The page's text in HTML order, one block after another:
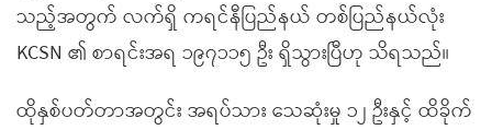
သည့်အတွက် လက်ရှိ ကရင်နီပြည်နယ် တစ်ပြည်နယ်လုံး
KCSN ၏ စာရင်းအရ ၁၉၇၁၁၅ ဦး ရှိသွားပြီဟု သိရသည်။
ထိုနှစ်ပတ်တာအတွင်း အရပ်သား သေဆုံးမှု ၁၂ ဦးနှင့် ထိခိုက်